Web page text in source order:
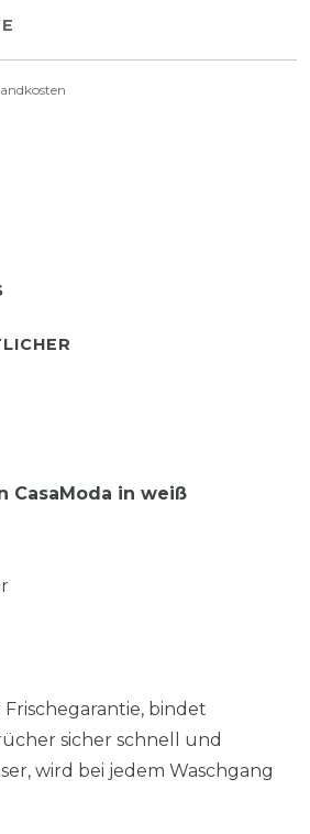
CasaModa in weiß
bindet
sicher schnell und
wird bei jedem Waschgang